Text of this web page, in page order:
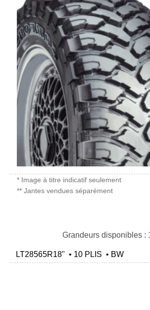
* Image à titre indicatif seulement
** Jantes vendues séparément
Grandeurs disponibles :
LT28565R18" • 10 PLIS • BW